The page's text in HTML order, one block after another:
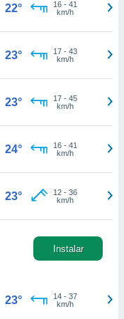
22° 16- 41
km/h
23° 17- 43
km/h
23° 17- 45
km/h
24° 16- 41
km/h
23° 12- 36
km/h
Instalar
23° 14- 37
km/h